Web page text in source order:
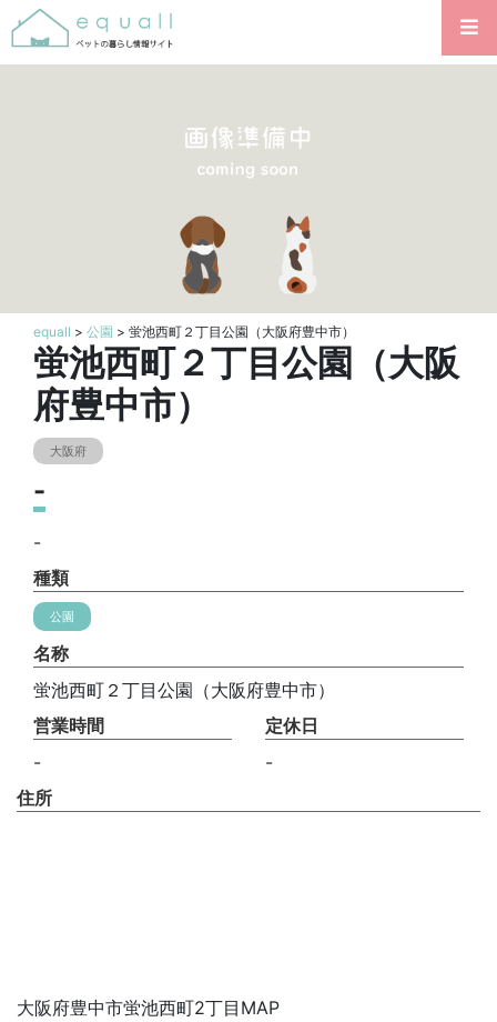
equall > 公園 > 蛍池西町２丁目公園（大阪府豊中市）
蛍池西町２丁目公園（大阪
府豊中市）
大阪府
-
-
種類
公園
名称
蛍池西町２丁目公園（大阪府豊中市）
営業時間
-
定休日
-
住所
大阪府豊中市蛍池西町2丁目MAP